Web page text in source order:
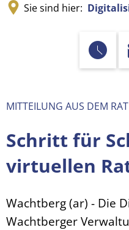
Sie sind hier:
MITTEILUNG AUS DEM
Schritt für
virtuellen
Wachtberg (ar) - Die
Wachtberger